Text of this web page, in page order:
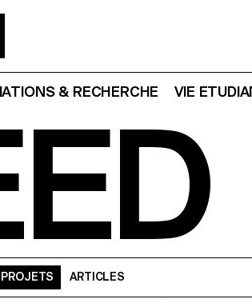
& RECHERCHE VIE
PROJETS ARTICLES